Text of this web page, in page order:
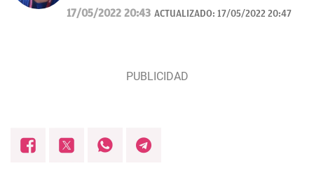
Mundiales de distintas disciplinas y algún que otro
All-Star de la NBA con los Gasol. De Córdoba y sin
17/05/2022 20:43 ACTUALIZADO: 17/05/2022 20:47